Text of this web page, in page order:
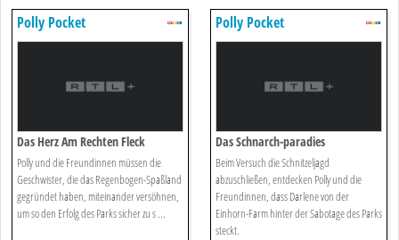
Polly Pocket
Das Herz Am Rechten Fleck
Polly und die Freundinnen müssen die
Geschwister, die das Regenbogen-Spaßland
gegründet haben, miteinander versöhnen,
um so den Erfolg des Parks sicher zu s ...
Polly Pocket
Das Schnarch-paradies
Beim Versuch die Schnitzeljagd
abzuschließen, entdecken Polly und die
Freundinnen, dass Darlene von der
Einhorn-Farm hinter der Sabotage des Parks
steckt.